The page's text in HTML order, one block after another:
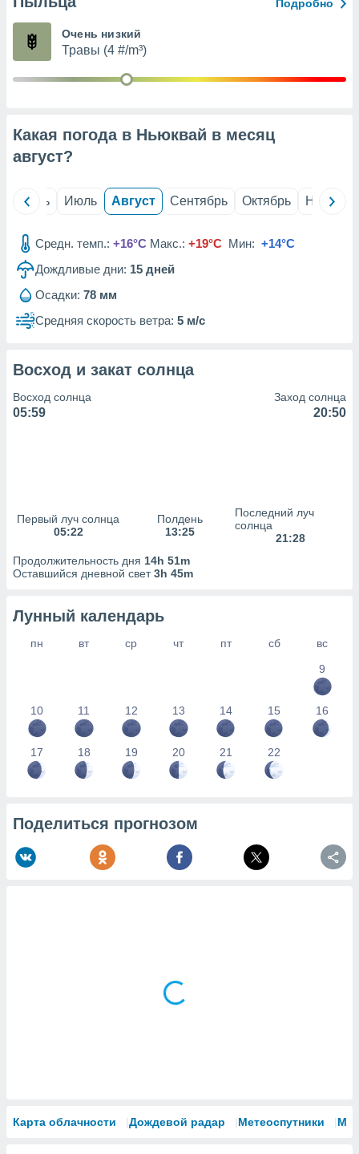
из
рекламы
сведения
Подробно
Очень низкий
Травы (4 #/m³)
Какая погода в Ньюквай в месяц
август?
Июнь Июль Август Сентябрь Октябрь Ноябрь
Средн. темп.: +16°C Макс.: +19°C Мин: +14°C
Дождливые дни: 15 дней
Осадки: 78 мм
Средняя скорость ветра: 5 м/с
Восход и закат солнца
Восход солнца
05:59
Заход солнца
20:50
Первый луч солнца
05:22
Полдень
13:25
Последний луч
солнца
21:28
Продолжительность дня 14h 51m
Оставшийся дневной свет3h 45m
Лунный календарь
пн вт ср чт пт сб
вс
9
10 11 12 13 14 15 16
17 18 19 20 21 22
Поделиться прогнозом
Карта облачности Дождевой радар Метеоспутники